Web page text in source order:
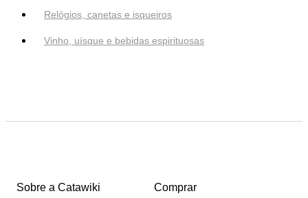
Relógios, canetas e isqueiros
Vinho, uísque e bebidas espirituosas
Sobre a Catawiki Comprar